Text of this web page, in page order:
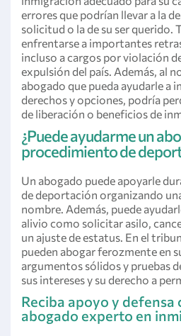
errores que podrían llevar a la
solicitud o la de su ser querido.
enfrentarse a importantes
incluso a cargos por violación
expulsión del país. Además, al
abogado que pueda ayudarle a
derechos y opciones, podría
de liberación o beneficios de
¿Puede ayudarme un
procedimiento de
Un abogado puede apoyarle
de deportación organizando
nombre. Además, puede
alivio como solicitar asilo,
un ajuste de estatus. En el
pueden abogar ferozmente en
argumentos sólidos y pruebas
sus intereses y su derecho a
Reciba apoyo y defensa
abogado experto en